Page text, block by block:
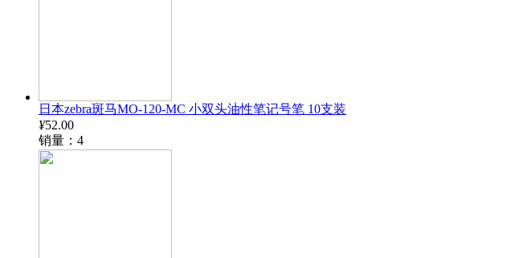
日本zebra斑马MO-120-MC 小双头油性笔记号笔 10支装
¥52.00
销量：4